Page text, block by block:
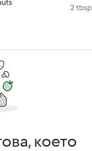
2 tbsp
което